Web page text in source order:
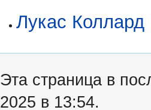
Лукас Коллард
Эта страница в
2025 в 13:54.